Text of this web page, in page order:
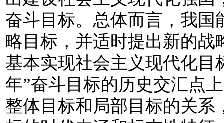
奋斗目标。总体而言，我
略目标，并适时提出新的
基本实现社会主义现代化目
年”奋斗目标的历史交汇点
整体目标和局部目标的关